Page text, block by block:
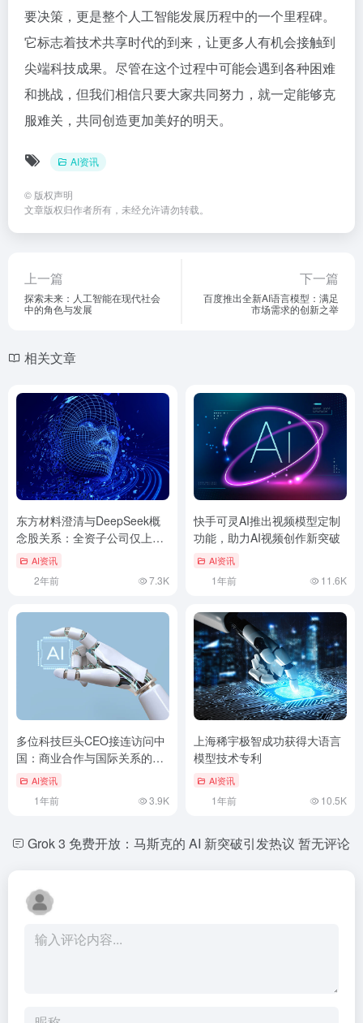
要决策，更是整个人工智能发展历程中的一个里程碑。
它标志着技术共享时代的到来，让更多人有机会接触到
尖端科技成果。尽管在这个过程中可能会遇到各种困难
和挑战，但我们相信只要大家共同努力，就一定能够克
服难关，共同创造更加美好的明天。
AI资讯
© 版权声明
文章版权归作者所有，未经允许请勿转载。
上一篇
探索未来：人工智能在现代社会
中的角色与发展
下一篇
百度推出全新AI语言模型：满足
市场需求的创新之举
相关文章
东方材料澄清与DeepSeek概
念股关系：全资子公司仅上架
相关模型
AI资讯
2年前 7.3K
快手可灵AI推出视频模型定制
功能，助力AI视频创作新突破
AI资讯
1年前 11.6K
多位科技巨头CEO接连访问中
国：商业合作与国际关系的新
篇章AI资讯
1年前 3.9K
上海稀宇极智成功获得大语言
模型技术专利
AI资讯
1年前 10.5K
Grok 3 免费开放：马斯克的 AI 新突破引发热议 暂无评论